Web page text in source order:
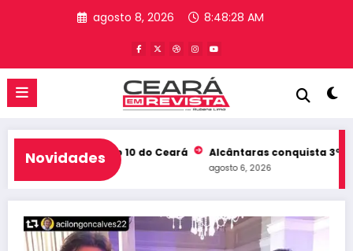
agosto 8, 2026 8:48:29 AM
Novidades
e entra no Top 10 do Ceará Alcântaras conquista 3º lugar
agosto 6, 2026